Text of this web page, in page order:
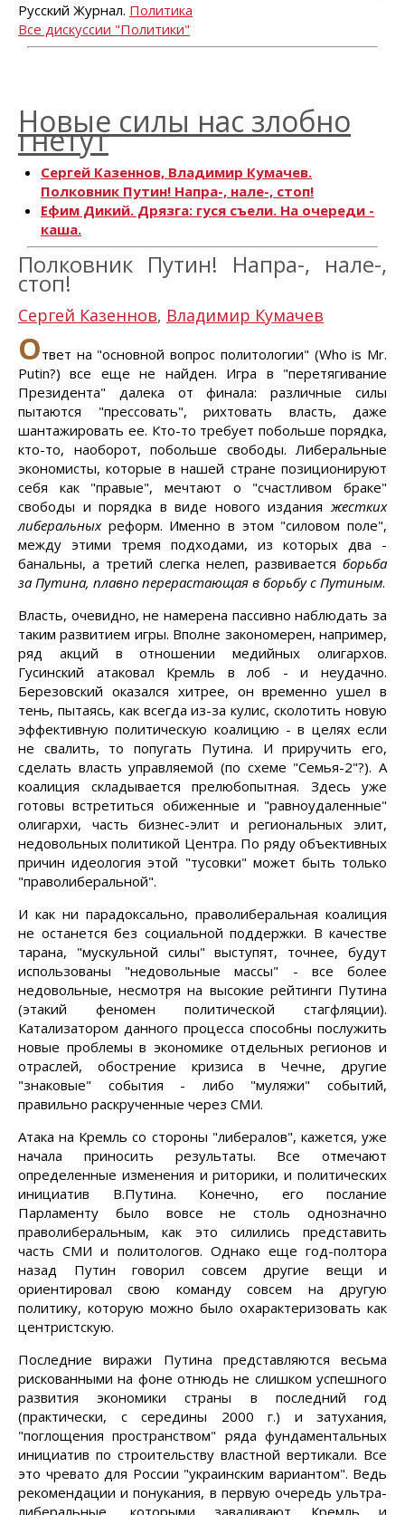
Русский Журнал. Политика
Все дискуссии "Политики"
Новые силы нас злобно
гнетут
Сергей Казеннов, Владимир Кумачев.
Полковник Путин! Напра-, нале-, стоп!
Ефим Дикий. Дрязга: гуся съели. На очереди -
каша.
Полковник Путин! Напра-, нале-,
стоп!
Сергей Казеннов, Владимир Кумачев
Ответ на "основной вопрос политологии" (Who is Mr.
Putin?) все еще не найден. Игра в "перетягивание
Президента" далека от финала: различные силы
пытаются "прессовать", рихтовать власть, даже
шантажировать ее. Кто-то требует побольше порядка,
кто-то, наоборот, побольше свободы. Либеральные
экономисты, которые в нашей стране позиционируют
себя как "правые", мечтают о "счастливом браке"
свободы и порядка в виде нового изданияжестких
либеральныхреформ. Именно в этом "силовом поле",
между этими тремя подходами, из которых два -
банальны, а третий слегка нелеп, развивается борьба
за Путина, плавно перерастающая в борьбу с Путиным.
Власть, очевидно, не намерена пассивно наблюдать за
таким развитием игры. Вполне закономерен, например,
ряд акций в отношении медийных олигархов.
Гусинский атаковал Кремль в лоб - и неудачно.
Березовский оказался хитрее, он временно ушел в
тень, пытаясь, как всегда из-за кулис, сколотить новую
эффективную политическую коалицию - в целях если
не свалить, то попугать Путина. И приручить его,
сделать власть управляемой (по схеме "Семья-2"?). А
коалиция складывается прелюбопытная. Здесь уже
готовы встретиться обиженные и "равноудаленные"
олигархи, часть бизнес-элит и региональных элит,
недовольных политикой Центра. По ряду объективных
причин идеология этой "тусовки" может быть только
"праволиберальной".
И как ни парадоксально, праволиберальная коалиция
не останется без социальной поддержки. В качестве
тарана, "мускульной силы" выступят, точнее, будут
использованы "недовольные массы" - все более
недовольные, несмотря на высокие рейтинги Путина
(этакий феномен политической стагфляции).
Катализатором данного процесса способны послужить
новые проблемы в экономике отдельных регионов и
отраслей, обострение кризиса в Чечне, другие
"знаковые" события - либо "муляжи" событий,
правильно раскрученные через СМИ.
Атака на Кремль со стороны "либералов", кажется, уже
начала приносить результаты. Все отмечают
определенные изменения и риторики, и политических
инициатив В.Путина. Конечно, его послание
Парламенту было вовсе не столь однозначно
праволиберальным, как это силились представить
часть СМИ и политологов. Однако еще год-полтора
назад Путин говорил совсем другие вещи и
ориентировал свою команду совсем на другую
политику, которую можно было охарактеризовать как
центристскую.
Последние виражи Путина представляются весьма
рискованными на фоне отнюдь не слишком успешного
развития экономики страны в последний год
(практически, с середины 2000 г.) и затухания,
"поглощения пространством" ряда фундаментальных
инициатив по строительству властной вертикали. Все
это чревато для России "украинским вариантом". Ведь
рекомендации и понукания, в первую очередь ультра-
либеральные, которыми заваливают Кремль и